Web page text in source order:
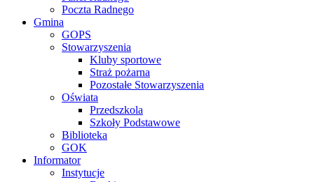
Poczta Radnego
Gmina
GOPS
Stowarzyszenia
Kluby sportowe
Straż pożarna
Pozostałe Stowarzyszenia
Oświata
Przedszkola
Szkoły Podstawowe
Biblioteka
GOK
Informator
Instytucje